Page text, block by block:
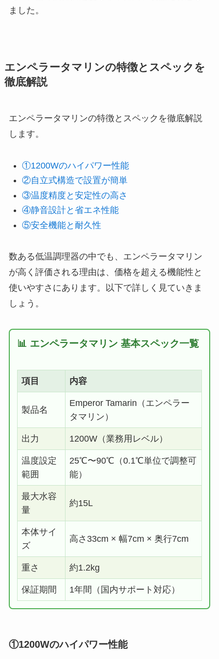
ました。
エンペラータマリンの特徴とスペックを
徹底解説
エンペラータマリンの特徴とスペックを徹底解説
します。
①1200Wのハイパワー性能
②自立式構造で設置が簡単
③温度精度と安定性の高さ
④静音設計と省エネ性能
⑤安全機能と耐久性
数ある低温調理器の中でも、エンペラータマリン
が高く評価される理由は、価格を超える機能性と
使いやすさにあります。以下で詳しく見ていきま
しょう。
📊 エンペラータマリン 基本スペック一覧
項目 内容
製品名
Emperor Tamarin（エンペラー
タマリン）
出力 1200W（業務用レベル）
温度設定
範囲
25℃〜90℃（0.1℃単位で調整可
能）
最大水容
量
約15L
本体サイ
ズ
高さ33cm × 幅7cm × 奥行7cm
重さ 約1.2kg
保証期間 1年間（国内サポート対応）
①1200Wのハイパワー性能